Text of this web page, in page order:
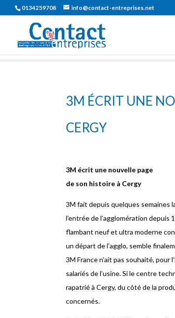
0134259708 info@contact-entreprises.net
3M ÉCRIT UNE
CERGY
3M écrit une nouvelle page
de son histoire à Cergy
3M fait depuis quelques semaines
l’entrée de l’agglomération
flambant neuf et ultra moderne
un départ de l’agglo, semble
3M France n’ait pas souhaité,
salariés de l’usine. Si le centre
rapatrié à Cergy, du côté de la
concernés.